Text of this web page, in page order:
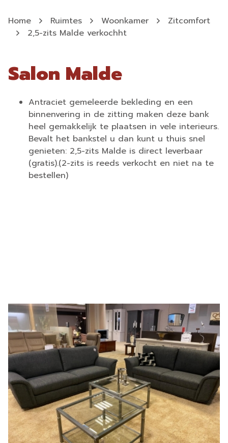
Home Ruimtes Woonkamer
Zitcomfort
2,5-zits Malde verkochht
Salon Malde
Antraciet gemeleerde bekleding en een
binnenvering in de zitting maken deze bank
heel gemakkelijk te plaatsen in vele interieurs.
Bevalt het bankstel u dan kunt u thuis snel
genieten: 2,5-zits Malde is direct leverbaar
(gratis).(2-zits is reeds verkocht en niet na te
bestellen)